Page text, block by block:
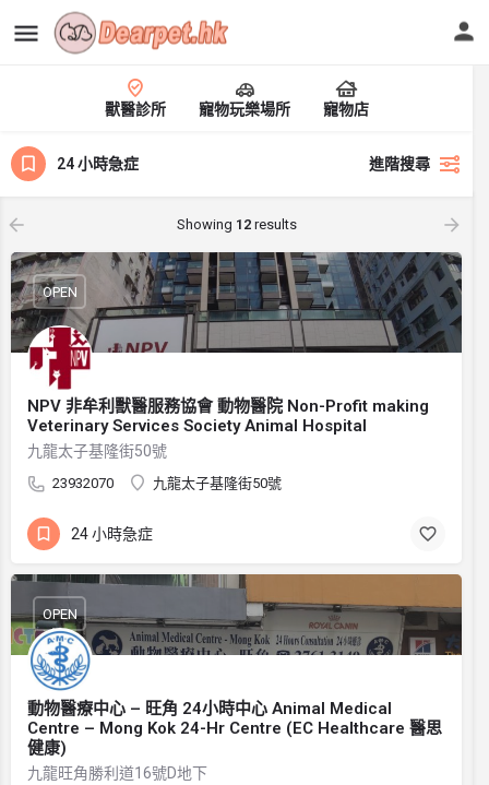
獸醫診所 寵物玩樂場所 寵物店
24 小時急症 進階搜尋
Showing 12results
NPV 非牟利獸醫服務協會 動物醫院 Non-Profit making
Veterinary Services Society Animal Hospital
九龍太子基隆街50號
23932070 九龍太子基隆街50號
OPEN
24 小時急症
動物醫療中心 – 旺角 24小時中心 Animal Medical
Centre – Mong Kok 24-Hr Centre (EC Healthcare 醫思
健康)
九龍旺角勝利道16號D地下
OPEN